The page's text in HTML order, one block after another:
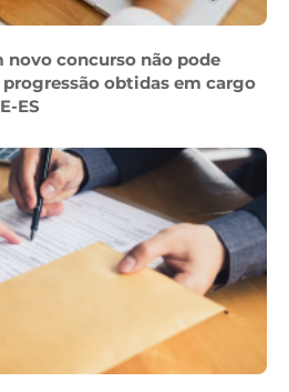
novo concurso não pode
obtidas em cargo
ES